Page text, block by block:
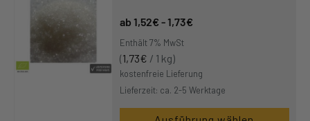
1,52€ -1,73€
Enthält 7% MwSt
(1,73€ / 1 kg)
kostenfreie Lieferung
Lieferzeit: ca. 2-5 Werktage